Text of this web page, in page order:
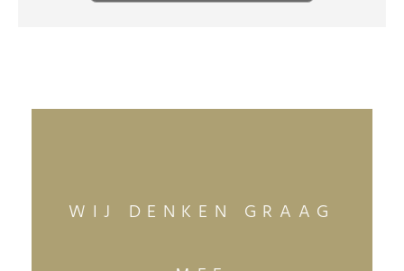
WIJ DENKEN GRAAG